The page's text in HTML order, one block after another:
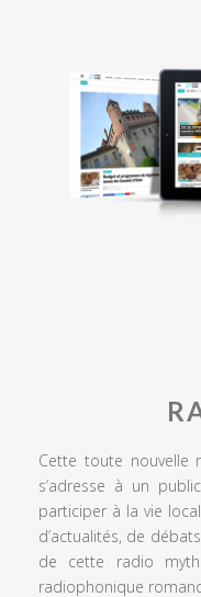
Cette toute nouvelle
s’adresse à un
participer à la vie
d’actualités, de
de cette radio
radiophonique